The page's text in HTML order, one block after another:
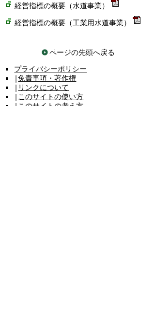
経営指標の概要（水道事業）
経営指標の概要（工業用水道事業）
ページの先頭へ戻る
プライバシーポリシー
|免責事項・著作権
| リンクについて
| このサイトの使い方
| このサイトの考え方